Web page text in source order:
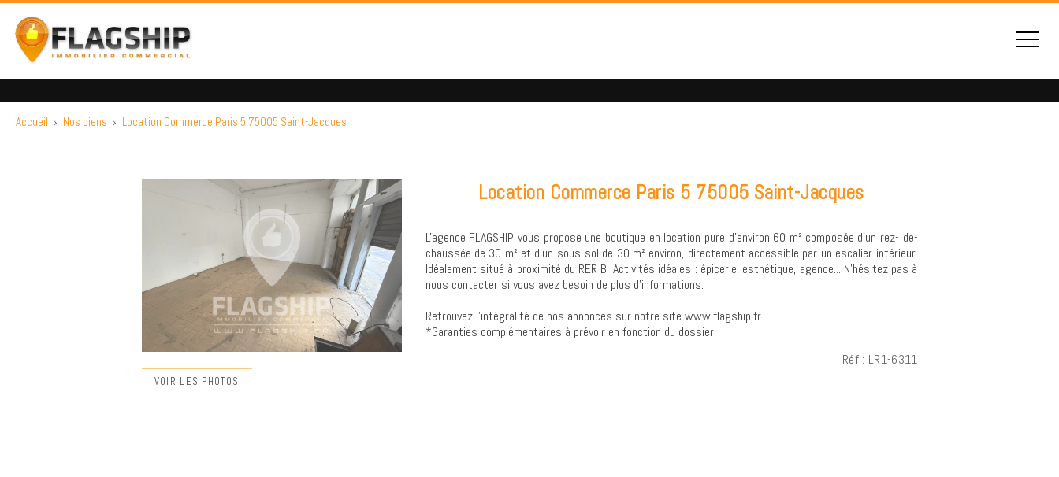
Accueil › Nos biens › Location Commerce Paris 5 75005 Saint-Jacques
VOIR LES PHOTOS
Location Commerce Paris 5 75005 Saint-Jacques
L'agence FLAGSHIP vous propose une boutique en location pure d'environ 60 m² composée d'un rez- de-
chaussée de 30 m² et d'un sous-sol de 30 m² environ, directement accessible par un escalier intérieur.
Idéalement situé à proximité du RER B. Activités idéales : épicerie, esthétique, agence... N'hésitez pas à
nous contacter si vous avez besoin de plus d'informations.
Retrouvez l’intégralité de nos annonces sur notre site www.flagship.fr
*Garanties complémentaires à prévoir en fonction du dossier
Réf : LR1-6311